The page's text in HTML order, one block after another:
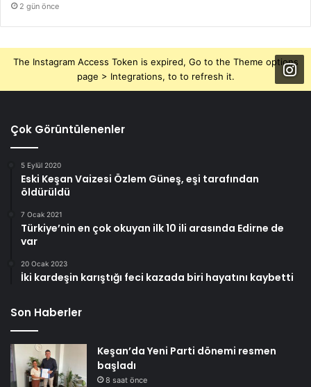
2 gün önce
The Instagram Access Token is expired, Go to the Theme options
page > Integrations, to to refresh it.
Çok Görüntülenenler
5 Eylül 2020
Eski Keşan Vaizesi Özlem Güneş, eşi tarafından
öldürüldü
7 Ocak 2021
Türkiye’nin en çok okuyan ilk 10 ili arasında Edirne de
var
20 Ocak 2023
İki kardeşin karıştığı feci kazada biri hayatını kaybetti
Son Haberler
Keşan’da Yeni Parti dönemi resmen
başladı
8 saat önce